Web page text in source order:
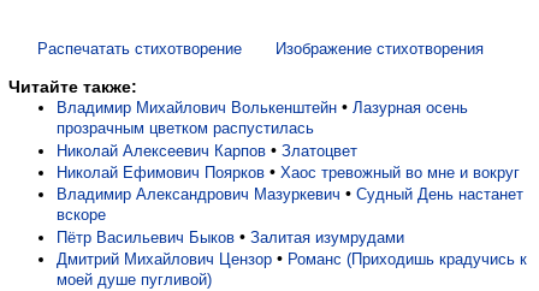
Распечатать стихотворение Изображение стихотворения
Читайте также:
Владимир Михайлович Волькенштейн • Лазурная осень
прозрачным цветком распустилась
Николай Алексеевич Карпов • Златоцвет
Николай Ефимович Поярков • Хаос тревожный во мне и вокруг
Владимир Александрович Мазуркевич • Судный День настанет
вскоре
Пётр Васильевич Быков • Залитая изумрудами
Дмитрий Михайлович Цензор • Романс (Приходишь крадучись к
моей душе пугливой)